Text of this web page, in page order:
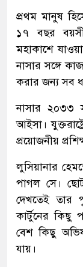
প্রথম মানুষ
১৭ বছর
মহাকাশে
নাসার সঙ্গে
করার জন্য সব
নাসার ২০৩৩
আইসা।
প্রয়োজনীয়
লুসিয়ানার
পাগল সে।
দেখতেই তার
কার্টুনের কিছু
বেশ কিছু
যায়।